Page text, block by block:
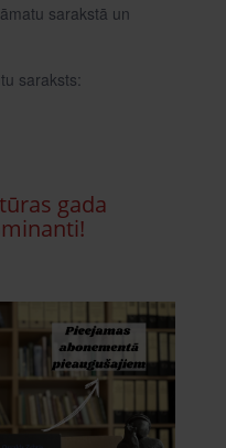
sarakstā un
saraksts:
gada